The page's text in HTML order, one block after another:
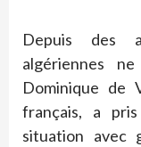
Depuis des
algériennes
Dominique de
français, a
situation avec